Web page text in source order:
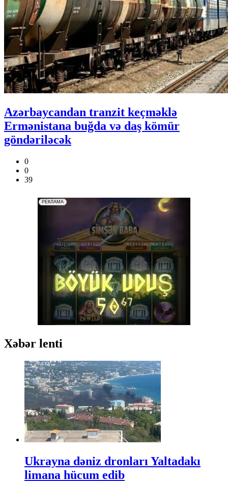
Azərbaycandan tranzit keçməklə
Ermənistana buğda və daş kömür
göndəriləcək
0
0
39
Xəbər lenti
Ukrayna dəniz dronları Yaltadakı
limana hücum edib